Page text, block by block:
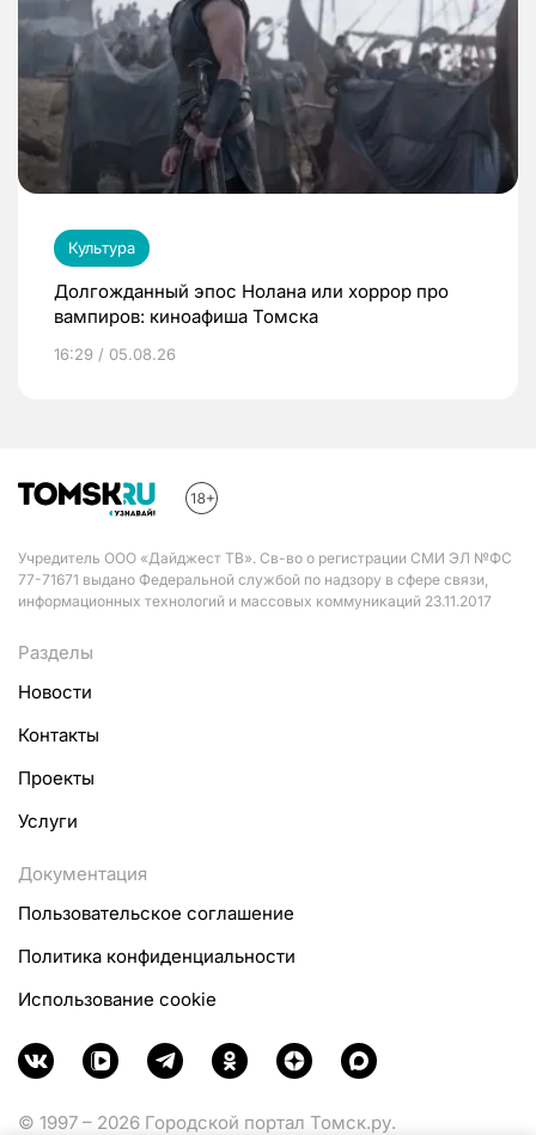
Культура
Долгожданный эпос Нолана или хоррор про
вампиров: киноафиша Томска
16:29 / 05.08.26
Учредитель ООО «Дайджест ТВ». Св-во о регистрации СМИ ЭЛ №ФС
77-71671 выдано Федеральной службой по надзору в сфере связи,
информационных технологий и массовых коммуникаций 23.11.2017
Разделы
Новости
Контакты
Проекты
Услуги
Документация
Пользовательское соглашение
Политика конфиденциальности
Использование cookie
© 1997 – 2026 Городской портал Томск.ру.